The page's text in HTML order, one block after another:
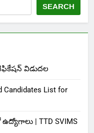
SEARCH
విడుదల
Candidates List for
| TTD SVIMS